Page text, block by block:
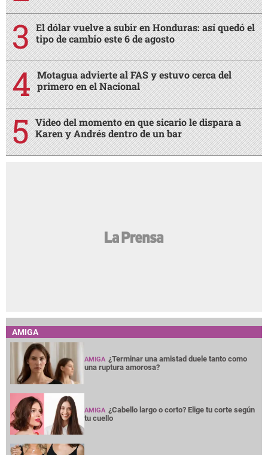
El dólar vuelve a subir en Honduras: así quedó el
tipo de cambio este 6 de agosto
Motagua advierte al FAS y estuvo cerca del
primero en el Nacional
Video del momento en que sicario le dispara a
Karen y Andrés dentro de un bar
AMIGA
AMIGA ¿Terminar una amistad duele tanto como
una ruptura amorosa?
AMIGA ¿Cabello largo o corto? Elige tu corte según
tu cuello